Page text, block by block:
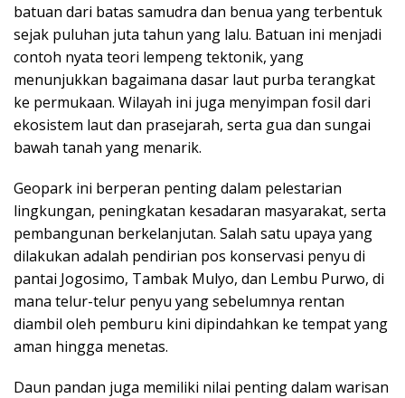
batuan dari batas samudra dan benua yang terbentuk
sejak puluhan juta tahun yang lalu. Batuan ini menjadi
contoh nyata teori lempeng tektonik, yang
menunjukkan bagaimana dasar laut purba terangkat
ke permukaan. Wilayah ini juga menyimpan fosil dari
ekosistem laut dan prasejarah, serta gua dan sungai
bawah tanah yang menarik.
Geopark ini berperan penting dalam pelestarian
lingkungan, peningkatan kesadaran masyarakat, serta
pembangunan berkelanjutan. Salah satu upaya yang
dilakukan adalah pendirian pos konservasi penyu di
pantai Jogosimo, Tambak Mulyo, dan Lembu Purwo, di
mana telur-telur penyu yang sebelumnya rentan
diambil oleh pemburu kini dipindahkan ke tempat yang
aman hingga menetas.
Daun pandan juga memiliki nilai penting dalam warisan